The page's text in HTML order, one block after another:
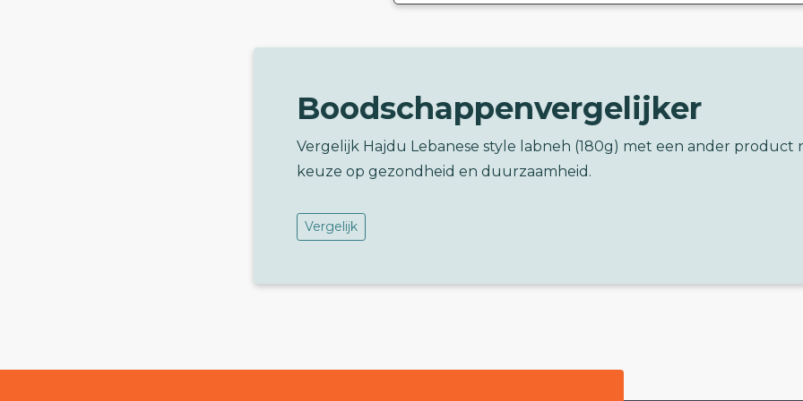
Boodschappenvergelijker
Vergelijk Hajdu Lebanese style labneh (180g) met een ander product
keuze op gezondheid en duurzaamheid.
Vergelijk